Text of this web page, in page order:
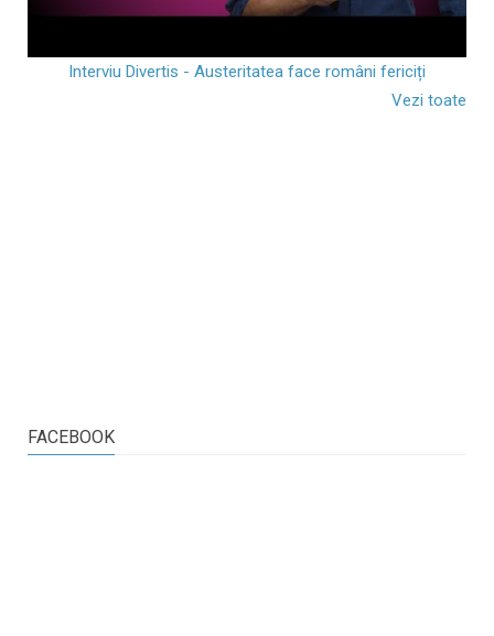
Interviu Divertis - Austeritatea face români fericiți
Vezi toate
FACEBOOK